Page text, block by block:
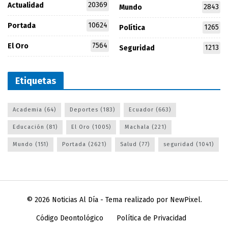
Actualidad 20369
Portada 10624
El Oro 7564
Mundo 2843
Política 1265
Seguridad 1213
Etiquetas
Academia (64) Deportes (183) Ecuador (663)
Educación (81) El Oro (1005) Machala (221)
Mundo (151) Portada (2621) Salud (77) seguridad (1041)
© 2026 Noticias Al Día- Tema realizado por NewPixel.
Código Deontológico Política de Privacidad